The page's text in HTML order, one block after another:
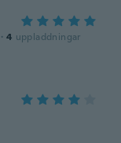
· 4 uppladdningar